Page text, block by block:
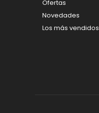
Ofertas
Novedades
Los más vendidos